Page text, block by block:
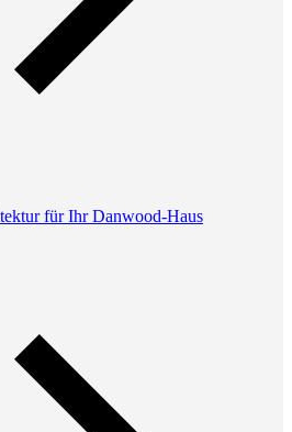
für Ihr Danwood-Haus